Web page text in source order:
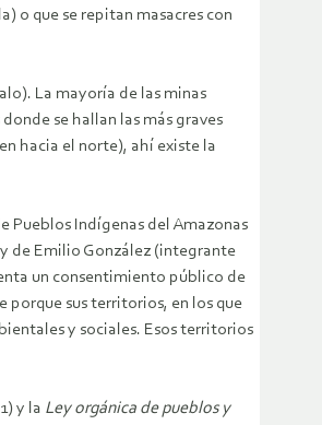
o que se repitan masacres con
La mayoría de las minas
se hallan las más graves
hacia el norte), ahí existe la
Pueblos Indígenas del Amazonas
y de Emilio González (integrante
un consentimiento público de
porque sus territorios, en los que
y sociales. Esos territorios
y la Leyorgánica de pueblos y